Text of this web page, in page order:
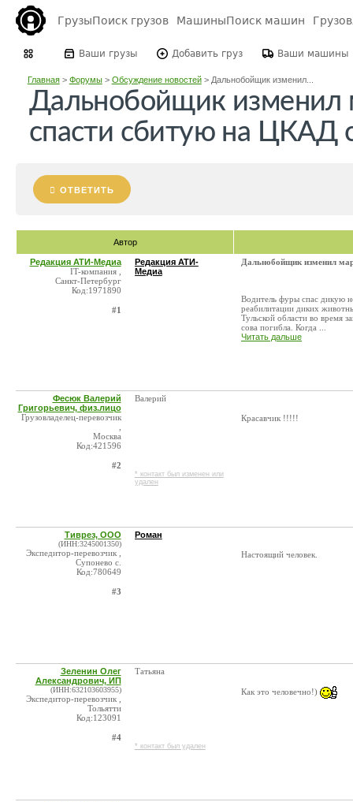
ГрузыПоиск грузов МашиныПоиск машин
Ваши грузы Добавить груз Ваши машины
Главная> Форумы> Обсуждение новостей> Дальнобойщик изменил...
Дальнобойщик изменил
спасти сбитую на ЦКАД
ОТВЕТИТЬ
Автор
Редакция АТИ-Медиа
IT-компания ,
Санкт-Петербург
Код:1971890
#1
Редакция АТИ-
Медиа
Дальнобойщик изменил
Водитель фуры спас дикую
реабилитации диких
Тульской области во время
сова погибла. Когда ...
Читать дальше
Фесюк Валерий
Григорьевич, физ.лицо
Грузовладелец-перевозчик
Москва
Код:421596
#2
Валерий
* контакт был изменен или
удален
Красавчик !!!!!
Тиврез, ООО
(ИНН:3245001350)
Экспедитор-перевозчик ,
Супонево с.
Код:780649
#3
Роман
Настоящий человек.
Зеленин Олег
Александрович, ИП
(ИНН:632103603955)
Экспедитор-перевозчик ,
Тольятти
Код:123091
#4
Татьяна
* контакт был удален
Как это человечно!)